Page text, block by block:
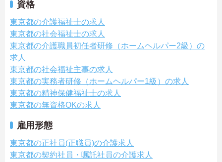
資格
東京都の介護福祉士の求人
東京都の社会福祉士の求人
東京都の介護職員初任者研修（ホームヘルパー2級）の
求人
東京都の社会福祉主事の求人
東京都の実務者研修（ホームヘルパー1級）の求人
東京都の精神保健福祉士の求人
東京都の無資格OKの求人
雇用形態
東京都の正社員(正職員)の介護求人
東京都の契約社員・嘱託社員の介護求人